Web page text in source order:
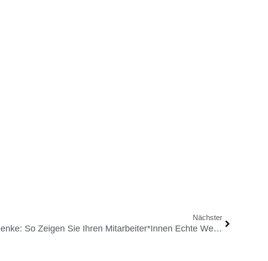
Nächster
Mehr Als Geschenke: So Zeigen Sie Ihren Mitarbeiter*innen Echte Wertschätzung Zu Weihnachten